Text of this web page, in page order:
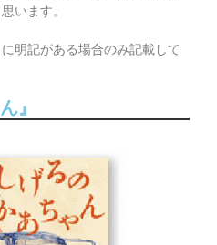
います。
明記がある場合のみ記載して
』